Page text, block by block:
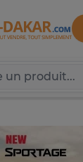
Expat-Dakar